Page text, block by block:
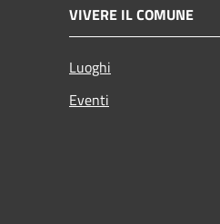
VIVERE IL COMUNE
Luoghi
Eventi